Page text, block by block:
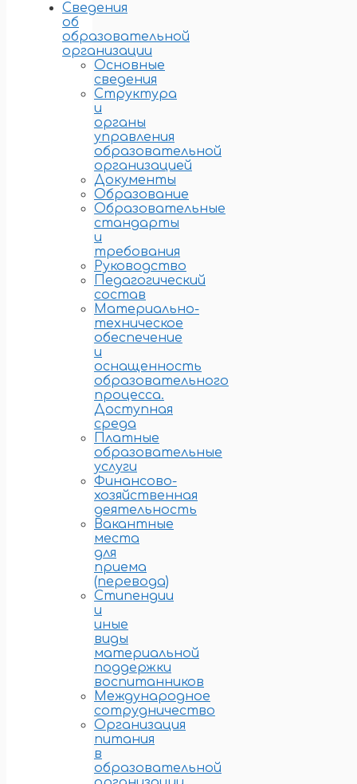
Сведения
об
образовательной
организации
Основные
сведения
Структура
и
органы
управления
образовательной
организацией
Документы
Образование
Образовательные
стандарты
и
требования
Руководство
Педагогический
состав
Материально-
техническое
обеспечение
и
оснащенность
образовательного
процесса.
Доступная
среда
Платные
образовательные
услуги
Финансово-
хозяйственная
деятельность
Вакантные
места
для
приема
(перевода)
Стипендии
и
иные
виды
материальной
поддержки
воспитанников
Международное
сотрудничество
Организация
питания
в
образовательной